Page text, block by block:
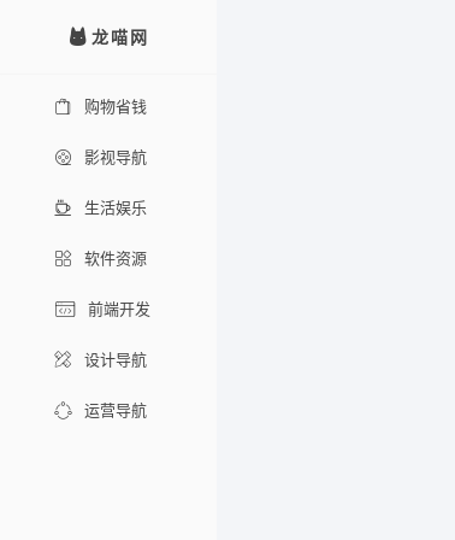
龙喵网
购物省钱
影视导航
生活娱乐
软件资源
前端开发
设计导航
运营导航